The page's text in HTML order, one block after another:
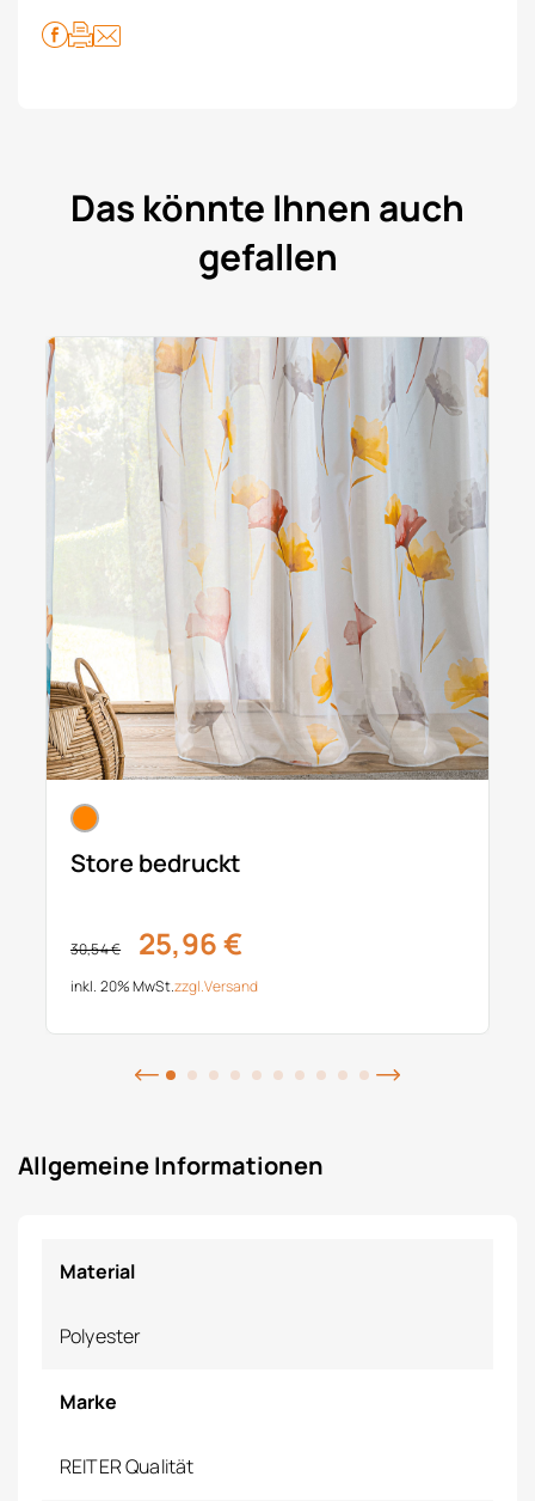
Das könnte Ihnen auch
gefallen
Store bedruckt
30,54 € 25,96 €
inkl. 20% MwSt.zzgl.Versand
Allgemeine Informationen
Material
Polyester
Marke
REITER Qualität